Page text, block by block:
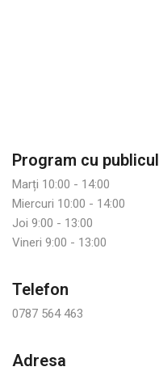
Program cu publicul
Marți 10:00 - 14:00
Miercuri 10:00 - 14:00
Joi 9:00 - 13:00
Vineri 9:00 - 13:00
Telefon
0787 564 463
Adresa